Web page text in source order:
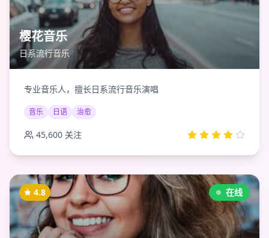
樱花音乐
日系流行音乐
专业音乐人，擅长日系流行音乐演唱
音乐 日语 治愈
45,600 关注
在线
4.8